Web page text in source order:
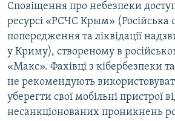
Сповіщення про небезпеки
ресурсі «РСЧС Крым» (Російська
попередження та ліквідації
у Криму), створеному в
«Макс». Фахівці з кібербезпеки
не рекомендують
уберегти свої мобільні пристрої
несанкціонованих проникнень